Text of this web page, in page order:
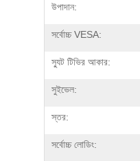
উপাদান:
সর্বোচ্চ VESA:
স্যুট টিভির আকার:
সুইভেল:
স্তর:
সর্বোচ্চ লোডিং: